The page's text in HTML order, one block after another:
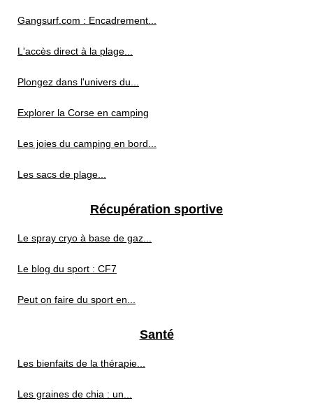
Gangsurf.com : Encadrement...
L'accès direct à la plage...
Plongez dans l'univers du...
Explorer la Corse en camping
Les joies du camping en bord...
Les sacs de plage...
Récupération sportive
Le spray cryo à base de gaz...
Le blog du sport : CF7
Peut on faire du sport en...
Santé
Les bienfaits de la thérapie...
Les graines de chia : un...